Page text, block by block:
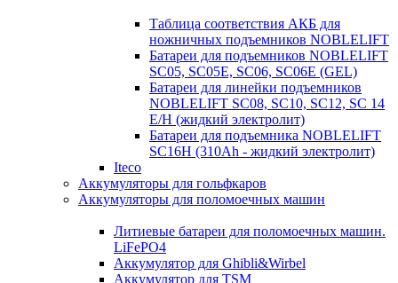
Таблица соответствия АКБ для
ножничных подъемников NOBLELIFT
Батареи для подъемников NOBLELIFT
SC05, SC05E, SC06, SC06E (GEL)
Батареи для линейки подъемников
NOBLELIFT SC08, SC10, SC12, SC 14
E/H (жидкий электролит)
Батареи для подъемника NOBLELIFT
SC16H (310Ah - жидкий электролит)
Iteco
Аккумуляторы для гольфкаров
Аккумуляторы для поломоечных машин
Литиевые батареи для поломоечных машин.
LiFePO4
Аккумулятор для Ghibli&Wirbel
Аккумулятор для TSM